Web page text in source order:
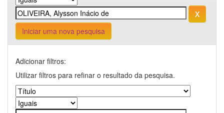
Iniciar uma nova pesquisa
Adicionar filtros:
Utilizar filtros para refinar o resultado da pesquisa.